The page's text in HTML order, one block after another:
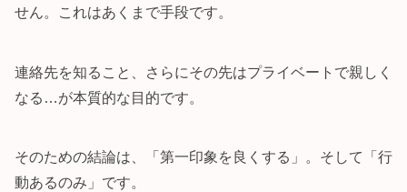
せん。これはあくまで手段です。
連絡先を知ること、さらにその先はプライベートで親しく
なる…が本質的な目的です。
そのための結論は、「第一印象を良くする」。そして「行
動あるのみ」です。